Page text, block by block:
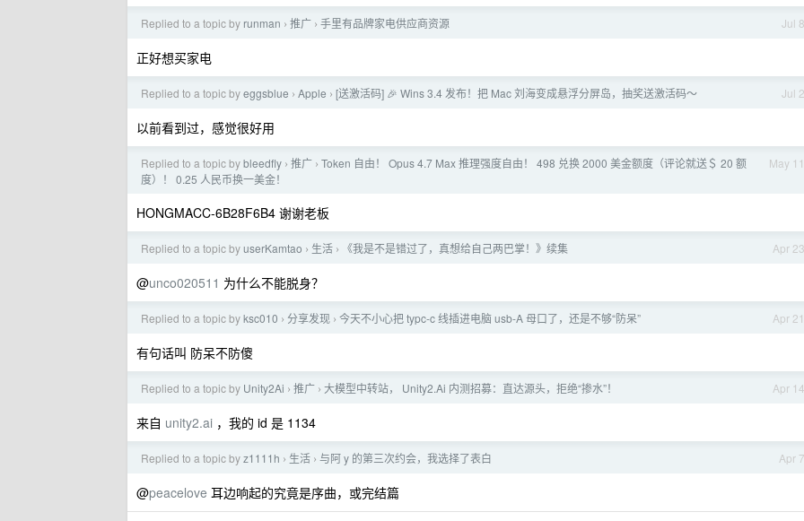
Jul 8
Replied to a topic by runman › 推广 › 手里有品牌家电供应商资源
正好想买家电
Jul 2
Replied to a topic byeggsblue › Apple › [送激活码] 🎉 Wins 3.4 发布！把 Mac 刘海变成悬浮分屏岛，抽奖送激活码～
以前看到过，感觉很好用
May 11
Replied to a topic bybleedfly › 推广 › Token 自由！ Opus 4.7 Max 推理强度自由！ 498 兑换 2000 美金额度（评论就送＄ 20 额
度）！ 0.25 人民币换一美金！
HONGMACC-6B28F6B4 谢谢老板
Apr 23
Replied to a topic byuserKamtao › 生活 › 《我是不是错过了，真想给自己两巴掌！》续集
@unco020511 为什么不能脱身？
Apr 21
Replied to a topic byksc010 › 分享发现 › 今天不小心把 typc-c 线插进电脑 usb-A 母口了，还是不够“防呆”
有句话叫 防呆不防傻
Apr 14
Replied to a topic by Unity2Ai › 推广 › 大模型中转站， Unity2.Ai 内测招募：直达源头，拒绝“掺水”！
来自 unity2.ai ，我的 id 是 1134
Apr 7
Replied to a topic byz1111h › 生活 › 与阿 y 的第三次约会，我选择了表白
@peacelove 耳边响起的究竟是序曲，或完结篇